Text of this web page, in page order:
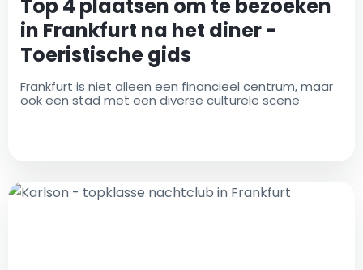
Top 4 plaatsen om te bezoeken
in Frankfurt na het diner -
Toeristische gids
Frankfurt is niet alleen een financieel centrum, maar
ook een stad met een diverse culturele scene